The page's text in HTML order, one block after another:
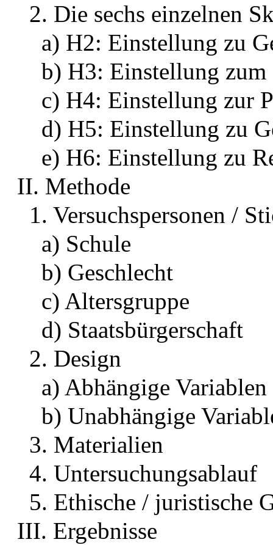
2. Die sechs einzelnen
a) H2: Einstellung zu
b) H3: Einstellung zum
c) H4: Einstellung zur
d) H5: Einstellung zu
e) H6: Einstellung zu
II. Methode
1. Versuchspersonen /
a) Schule
b) Geschlecht
c) Altersgruppe
d) Staatsbürgerschaft
2. Design
a) Abhängige Variablen
b) Unabhängige
3. Materialien
4. Untersuchungsablauf
5. Ethische / juristische
III. Ergebnisse